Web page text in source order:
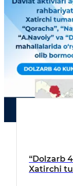
“Dolzarb
Xatirchi